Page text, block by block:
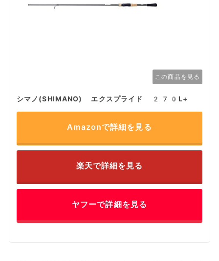
この商品を見る
シマノ(SHIMANO) エクスプライド 270L+
Amazonで詳細を見る
楽天で詳細を見る
ヤフーで詳細を見る